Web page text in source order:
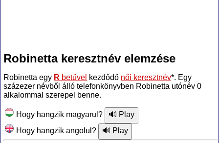
Robinetta keresztnév elemzése
Robinetta egy R betűvel kezdődő női keresztnév*. Egy
százezer névből álló telefonkönyvben Robinetta utónév 0
alkalommal szerepel benne.
Hogy hangzik magyarul?
Hogy hangzik angolul?